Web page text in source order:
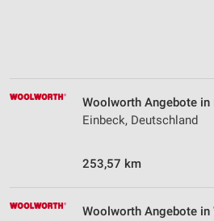
Woolworth Angebote in
Einbeck, Deutschland
253,57 km
Woolworth Angebote in